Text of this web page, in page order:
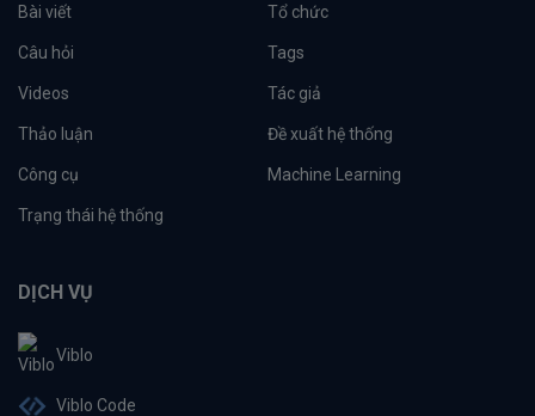
Bài viết Tổ chức
Câu hỏi Tags
Videos Tác giả
Thảo luận Đề xuất hệ thống
Công cụ Machine Learning
Trạng thái hệ thống
DỊCH VỤ
Viblo
Viblo Code